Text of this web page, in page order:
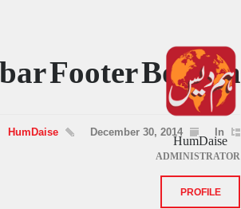
Footer Bottom
In
December 30, 2014
HumDaise HumDaise
ADMINISTRATOR
PROFILE